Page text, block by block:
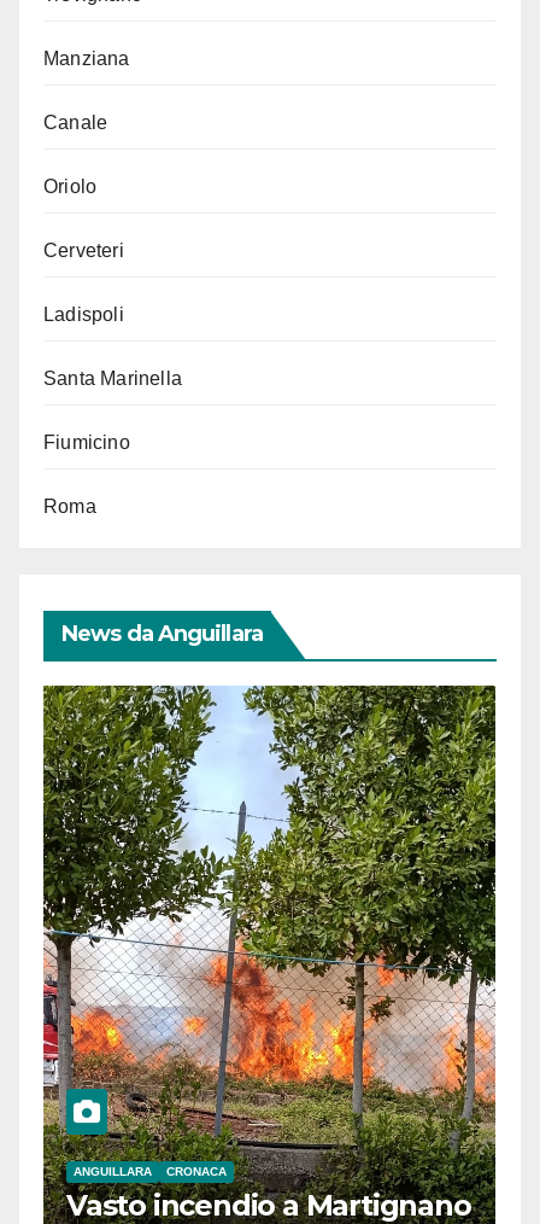
Manziana
Canale
Oriolo
Cerveteri
Ladispoli
Santa Marinella
Fiumicino
Roma
News da Anguillara
ANGUILLARA CRONACA
Vasto incendio a Martignano